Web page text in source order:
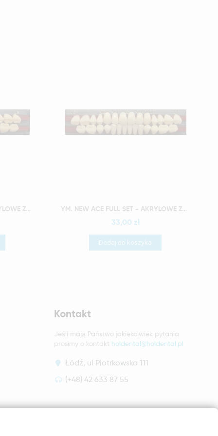
YM. NEW ACE FULL SET - AKRYLOWE ZĘBY SZTUCZNE - B3-O4 Szybki podgląd YM. NEW ACE FULL SET - AKRYLOWE ZĘBY SZTUCZNE - B3-O5
33,00 zł
Dodaj do koszyka
Kontakt
Jeśli mają Państwo jakiekolwiek pytania
prosimy o kontakt holdental@holdental.pl
Łódź, ul Piotrkowska 111
(+48) 42 633 87 55